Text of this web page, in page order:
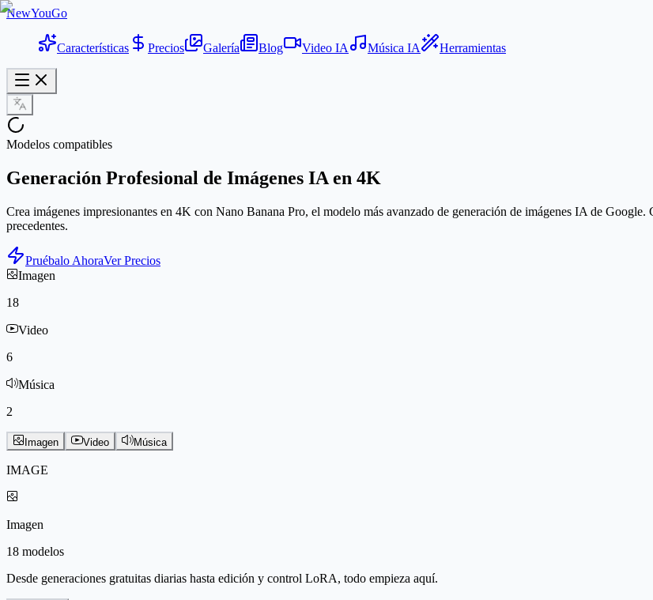
NewYouGo
Características Precios Galería Blog Video IA Música IA Herramientas
Modelos compatibles
Generación Profesional de Imágenes IA en 4K
Crea imágenes impresionantes en 4K con Nano Banana Pro, el modelo más avanzado de generación de imágenes IA de
precedentes.
Pruébalo AhoraVer Precios
Imagen
18
Video
6
Música
2
Imagen Video Música
IMAGE
Imagen
18 modelos
Desde generaciones gratuitas diarias hasta edición y control LoRA, todo empieza aquí.